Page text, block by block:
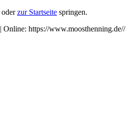
oderzur Startseite springen.
| Online: https://www.moosthenning.de//